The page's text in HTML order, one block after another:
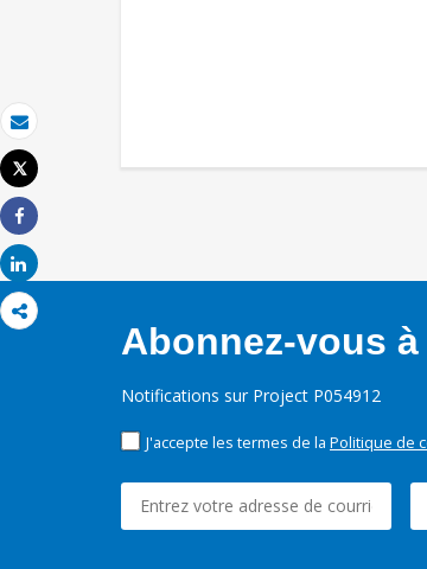
Email
Imprimer
Tweet
Share
Share
Abonnez-vous
Notifications sur Project P054912
J'accepte les termes de la Politique de